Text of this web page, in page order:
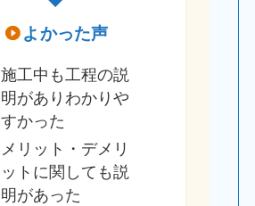
よかった声
施工中も工程の説
明がありわかりや
すかった
メリット・デメリ
ットに関しても説
明があった